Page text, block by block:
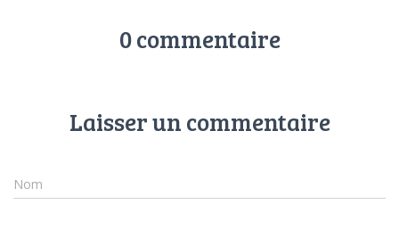
0 commentaire
Laisser un commentaire
Nom